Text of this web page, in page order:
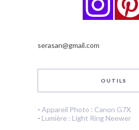
serasan@gmail.com
OUTILS
- Appareil Photo : Canon G7X
- Lumière : Light Ring Neewer